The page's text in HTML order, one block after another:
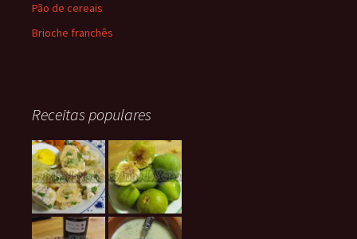
Pão de cereais
Brioche franchês
Receitas populares